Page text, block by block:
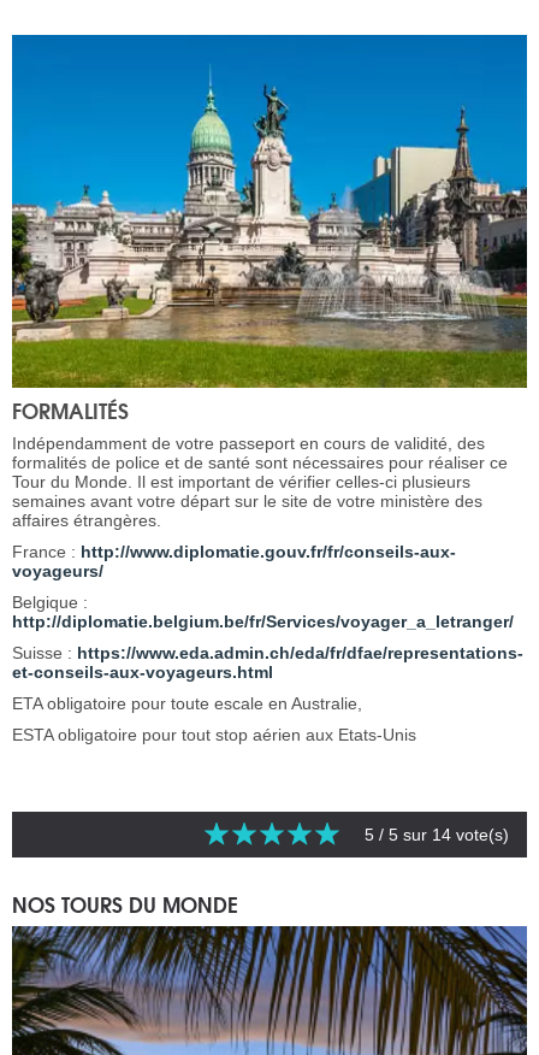
FORMALITÉS
Indépendamment de votre passeport en cours de validité, des
formalités de police et de santé sont nécessaires pour réaliser ce
Tour du Monde. Il est important de vérifier celles-ci plusieurs
semaines avant votre départ sur le site de votre ministère des
affaires étrangères.
France : http://www.diplomatie.gouv.fr/fr/conseils-aux-
voyageurs/
Belgique :
http://diplomatie.belgium.be/fr/Services/voyager_a_letranger/
Suisse : https://www.eda.admin.ch/eda/fr/dfae/representations-
et-conseils-aux-voyageurs.html
ETA obligatoire pour toute escale en Australie,
ESTA obligatoire pour tout stop aérien aux Etats-Unis
5 / 5 sur 14 vote(s)
NOS TOURS DU MONDE